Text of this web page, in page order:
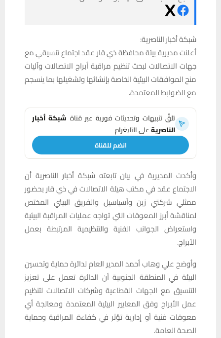
شبكة أخبار الناصرية:
أعلنت مديرية بيئة محافظة ذي قار عقد اجتماع تنسيقي مع
جهات الاتصالات لبحث تنظيم مراقبة أبراج الاتصالات وآليات
منح الموافقات البيئية الخاصة بإنشائها وتشغيلها بما ينسجم
مع الضوابط المعتمدة.
تلقَّ تنبيهات وتحديثات فورية عبر قناة شبكة أخبار
الناصريةعلى التليغرام
انضم للقناة
وأكدت المديرية في بيان تابعته شبكة أخبار الناصرية أن
الاجتماع عقد في مكتب هيئة الاتصالات في ذي قار بحضور
ممثلي شركتي زين وآسياسيل والفريق البيئي المختص
لمناقشة أبرز المعوقات التي تواجه عمليات المراقبة البيئية
واستعراض الجوانب الفنية والتنظيمية المرتبطة بعمل
الأبراج.
وأوضح علي وهاب أحمد المدير العام لدائرة حماية وتحسين
البيئة في المنطقة الجنوبية أن الدائرة تعمل على تعزيز
التنسيق مع الجهات القطاعية وشركات الاتصالات لتنظيم
عمل الأبراج وفق المعايير البيئية المعتمدة ومعالجة أي
معوقات فنية أو إدارية تؤثر في كفاءة المراقبة وحماية
الصحة العامة.